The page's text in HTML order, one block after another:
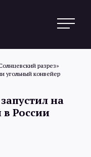
разрез»
угольный конвейер
на
России